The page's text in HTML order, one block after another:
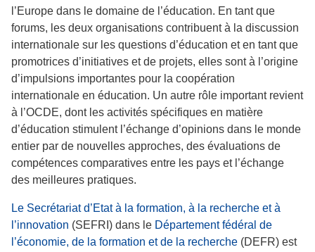
l’Europe dans le domaine de l’éducation. En tant que
forums, les deux organisations contribuent à la discussion
internationale sur les questions d’éducation et en tant que
promotrices d’initiatives et de projets, elles sont à l’origine
d’impulsions importantes pour la coopération
internationale en éducation. Un autre rôle important revient
à l’OCDE, dont les activités spécifiques en matière
d’éducation stimulent l’échange d’opinions dans le monde
entier par de nouvelles approches, des évaluations de
compétences comparatives entre les pays et l’échange
des meilleures pratiques.
Le Secrétariat d’Etat à la formation, à la recherche et à
l’innovation (SEFRI) dans le Département fédéral de
l’économie, de la formation et de la recherche (DEFR) est